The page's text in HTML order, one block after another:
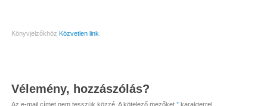
Könyvjelzőkhöz Közvetlen link
Vélemény, hozzászólás?
Az e-mail címet nem tesszük közzé. A kötelező mezőket *karakterrel